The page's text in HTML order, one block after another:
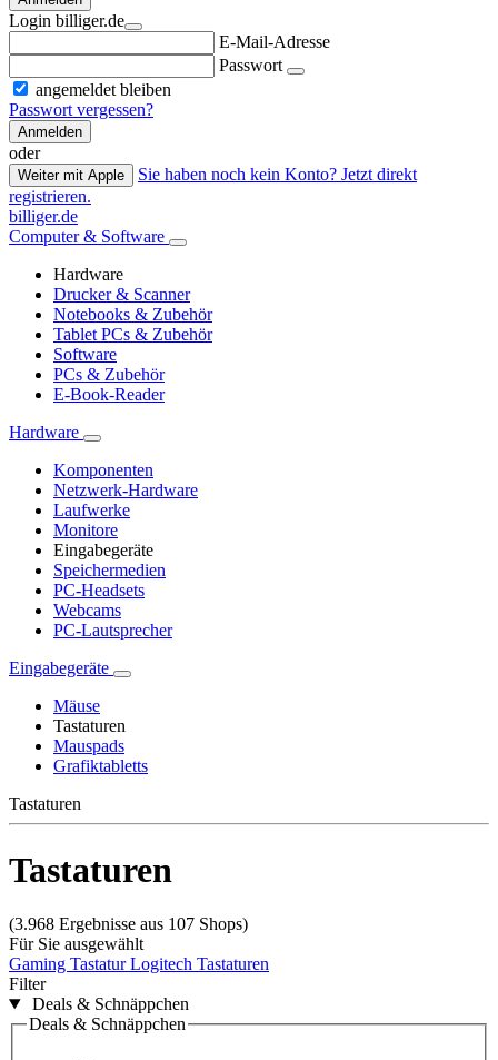
Login billiger.de
E-Mail-Adresse
Passwort
angemeldet bleiben
Passwort vergessen?
Anmelden
oder
Weiter mit Apple
Sie haben noch kein Konto? Jetzt direkt
registrieren.
billiger.de
Computer & Software
Hardware
Drucker & Scanner
Notebooks & Zubehör
Tablet PCs & Zubehör
Software
PCs & Zubehör
E-Book-Reader
Hardware
Komponenten
Netzwerk-Hardware
Laufwerke
Monitore
Eingabegeräte
Speichermedien
PC-Headsets
Webcams
PC-Lautsprecher
Eingabegeräte
Mäuse
Tastaturen
Mauspads
Grafiktabletts
Tastaturen
Tastaturen
(3.968 Ergebnisse aus 107 Shops)
Für Sie ausgewählt
Gaming TastaturLogitech Tastaturen
Filter
Deals & Schnäppchen
Deals & Schnäppchen